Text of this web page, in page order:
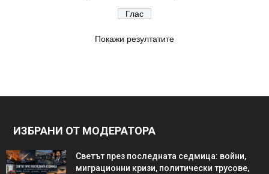
Покажи резултатите
ИЗБРАНИ ОТ МОДЕРАТОРА
Светът през последната седмица: войни,
миграционни кризи, политически трусове,